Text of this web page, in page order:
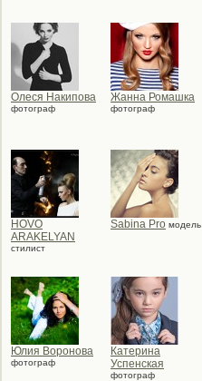
Олеся Накипова
фотограф
Жанна Ромашка
фотограф
HOVO
ARAKELYAN
стилист
Sabina Pro модель
Юлия Воронова
фотограф
Катерина
Успенская
фотограф